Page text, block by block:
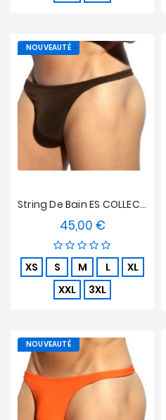
String De Bain ES COLLECTION Terrycloth - Marron
45,00 €Prix
XS S M L
XL
XXL
3XL
NOUVEAUTÉ
NOUVEAUTÉ